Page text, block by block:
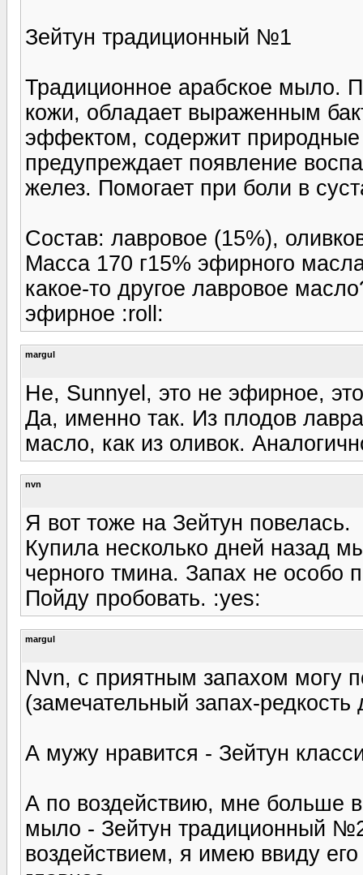
Зейтун традиционный №1
Традиционное арабское мыло.
кожи, обладает выраженным
эффектом, содержит
предупреждает появление
желез. Помогает при боли в
Состав: лавровое (15%),
Масса 170 г15% эфирного
какое-то другое лавровое
эфирное :roll:
margul
Не, Sunnyel, это не эфирное,
Да, именно так. Из плодов
масло, как из оливок.
nvn
Я вот тоже на Зейтун повелась.
Купила несколько дней назад
черного тмина. Запах не особо
Пойду пробовать. :yes:
margul
Nvn, с приятным запахом могу
(замечательный запах-
А мужу нравится - Зейтун
А по воздействию, мне больше
мыло - Зейтун традиционный
воздействием, я имею ввиду